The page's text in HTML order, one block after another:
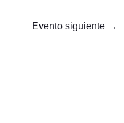
Evento siguiente →